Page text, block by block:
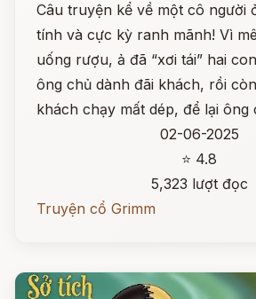
Câu truyện kể về một cô người
tính và cực kỳ ranh mãnh! Vì
uống rượu, ả đã “xơi tái” hai
ông chủ dành đãi khách, rồi
khách chạy mất dép, để lại ông
02-06-2025
⭐ 4.8
5,323 lượt đọc
Truyện cổ Grimm